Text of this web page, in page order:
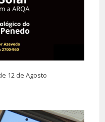
12 de Agosto